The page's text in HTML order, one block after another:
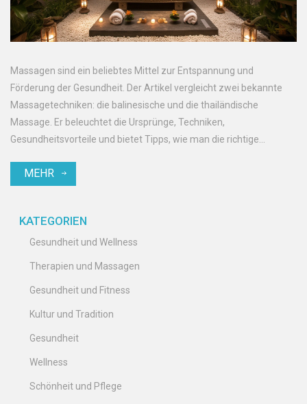
Massagen sind ein beliebtes Mittel zur Entspannung und
Förderung der Gesundheit. Der Artikel vergleicht zwei bekannte
Massagetechniken: die balinesische und die thailändische
Massage. Er beleuchtet die Ursprünge, Techniken,
Gesundheitsvorteile und bietet Tipps, wie man die richtige
MEHR
KATEGORIEN
Gesundheit und Wellness
Therapien und Massagen
Gesundheit und Fitness
Kultur und Tradition
Gesundheit
Wellness
Schönheit und Pflege